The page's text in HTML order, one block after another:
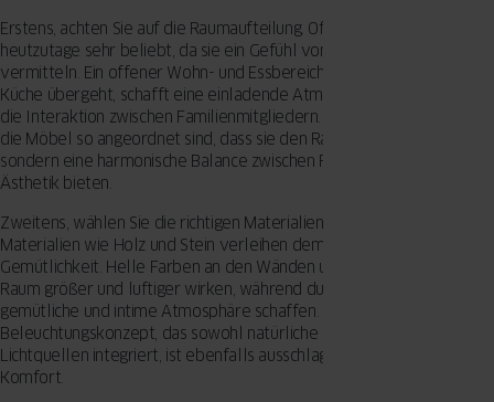
Erstens, achten Sie auf die Raumaufteilung. Offene Grundrisse sind
heutzutage sehr beliebt, da sie ein Gefühl von Weite und Freiheit
vermitteln. Ein offener Wohn- und Essbereich, der nahtlos in die
Küche übergeht, schafft eine einladende Atmosphäre und fördert
die Interaktion zwischen Familienmitgliedern. Stellen Sie sicher, dass
die Möbel so angeordnet sind, dass sie den Raum nicht überladen,
sondern eine harmonische Balance zwischen Funktionalität und
Ästhetik bieten.
Zweitens, wählen Sie die richtigen Materialien und Farben. Natürliche
Materialien wie Holz und Stein verleihen dem Raum Wärme und
Gemütlichkeit. Helle Farben an den Wänden und Möbeln lassen den
Raum größer und luftiger wirken, während dunklere Töne eine
gemütliche und intime Atmosphäre schaffen. Ein gut durchdachtes
Beleuchtungskonzept, das sowohl natürliche als auch künstliche
Lichtquellen integriert, ist ebenfalls ausschlaggebend für den
Komfort.